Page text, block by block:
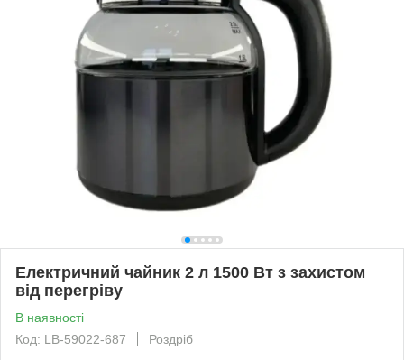
Електричний чайник 2 л 1500 Вт з захистом
від перегріву
В наявності
Код: LB-59022-687
Роздріб